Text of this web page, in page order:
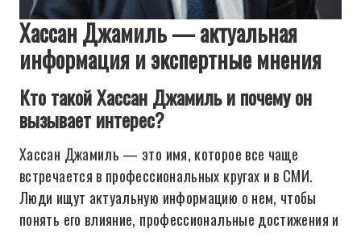
Хассан Джамиль — актуальная
информация и экспертные мнения
Кто такой Хассан Джамиль и почему он
вызывает интерес?
Хассан Джамиль — это имя, которое все чаще
встречается в профессиональных кругах и в СМИ.
Люди ищут актуальную информацию о нем, чтобы
понять его влияние, профессиональные достижения и